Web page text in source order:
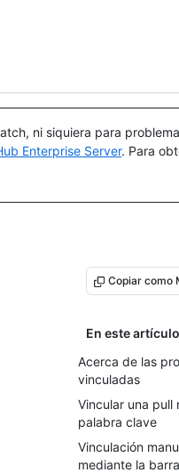
ni siquiera para
Enterprise Server. Para
Copiar como
En este artículo
Acerca de las
vinculadas
Vincular una pull
palabra clave
Vinculación
mediante la